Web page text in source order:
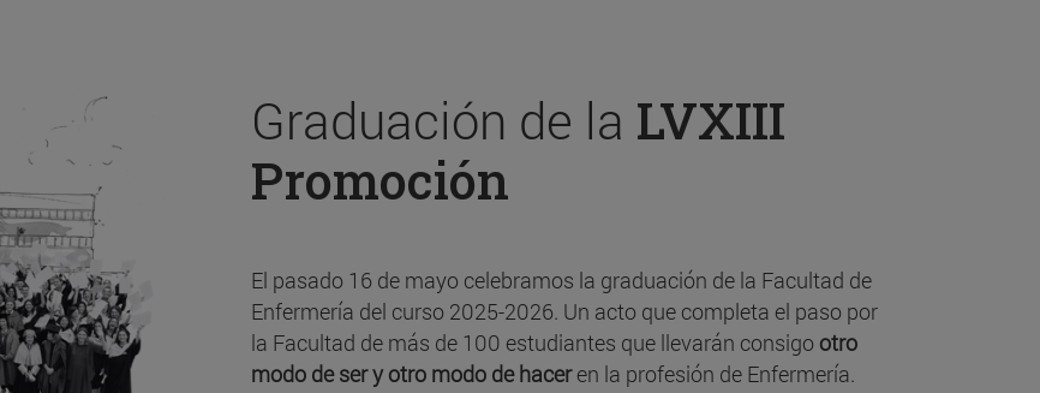
Graduación de la LVXIII
Promoción
El pasado 16 de mayo celebramos la graduación de la Facultad de
Enfermería del curso 2025-2026. Un acto que completa el paso por
la Facultad de más de 100 estudiantes que llevarán consigo otro
modo de ser y otro modo de haceren la profesión de Enfermería.